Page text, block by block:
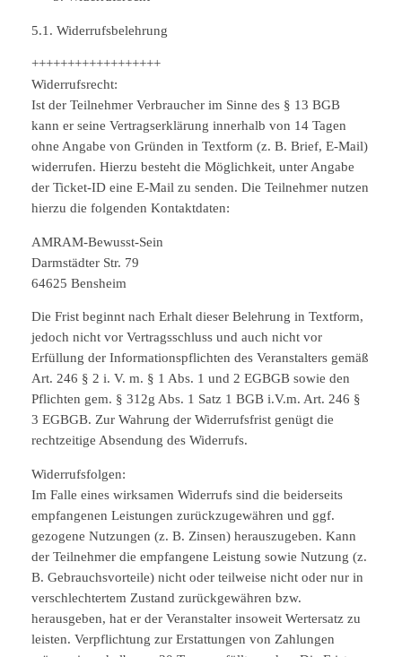
5.1. Widerrufsbelehrung
++++++++++++++++++
Widerrufsrecht:
Ist der Teilnehmer Verbraucher im Sinne des § 13 BGB
kann er seine Vertragserklärung innerhalb von 14 Tagen
ohne Angabe von Gründen in Textform (z. B. Brief, E-Mail)
widerrufen. Hierzu besteht die Möglichkeit, unter Angabe
der Ticket-ID eine E-Mail zu senden. Die Teilnehmer nutzen
hierzu die folgenden Kontaktdaten:
AMRAM-Bewusst-Sein
Darmstädter Str. 79
64625 Bensheim
Die Frist beginnt nach Erhalt dieser Belehrung in Textform,
jedoch nicht vor Vertragsschluss und auch nicht vor
Erfüllung der Informationspflichten des Veranstalters gemäß
Art. 246 § 2 i. V. m. § 1 Abs. 1 und 2 EGBGB sowie den
Pflichten gem. § 312g Abs. 1 Satz 1 BGB i.V.m. Art. 246 §
3 EGBGB. Zur Wahrung der Widerrufsfrist genügt die
rechtzeitige Absendung des Widerrufs.
Widerrufsfolgen:
Im Falle eines wirksamen Widerrufs sind die beiderseits
empfangenen Leistungen zurückzugewähren und ggf.
gezogene Nutzungen (z. B. Zinsen) herauszugeben. Kann
der Teilnehmer die empfangene Leistung sowie Nutzung (z.
B. Gebrauchsvorteile) nicht oder teilweise nicht oder nur in
verschlechtertem Zustand zurückgewähren bzw.
herausgeben, hat er der Veranstalter insoweit Wertersatz zu
leisten. Verpflichtung zur Erstattungen von Zahlungen